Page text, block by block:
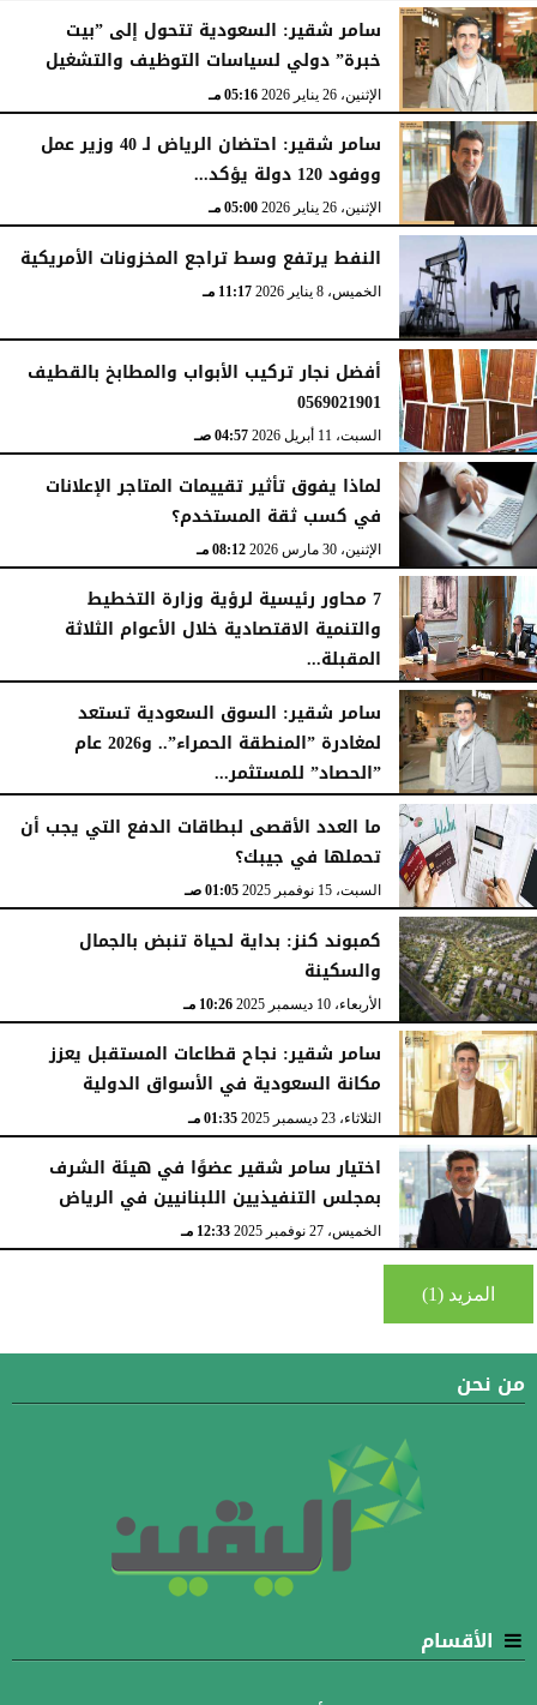
سامر شقير: السعودية تتحول إلى ”بيت
خبرة” دولي لسياسات التوظيف والتشغيل
الإثنين، 26 يناير 2026 05:16 مـ
سامر شقير: احتضان الرياض لـ 40 وزير عمل
ووفود 120 دولة يؤكد...
الإثنين، 26 يناير 2026 05:00 مـ
النفط يرتفع وسط تراجع المخزونات الأمريكية
الخميس، 8 يناير 2026 11:17 مـ
أفضل نجار تركيب الأبواب والمطابخ بالقطيف
0569021901
السبت، 11 أبريل 2026 04:57 صـ
لماذا يفوق تأثير تقييمات المتاجر الإعلانات
في كسب ثقة المستخدم؟
الإثنين، 30 مارس 2026 08:12 مـ
7 محاور رئيسية لرؤية وزارة التخطيط
والتنمية الاقتصادية خلال الأعوام الثلاثة
المقبلة...
الثلاثاء، 24 فبراير 2026 08:20 صـ
سامر شقير: السوق السعودية تستعد
لمغادرة ”المنطقة الحمراء”.. و2026 عام
”الحصاد” للمستثمر...
الإثنين، 5 يناير 2026 09:25 مـ
ما العدد الأقصى لبطاقات الدفع التي يجب أن
تحملها في جيبك؟
السبت، 15 نوفمبر 2025 01:05 صـ
كمبوند كنز: بداية لحياة تنبض بالجمال
والسكينة
الأربعاء، 10 ديسمبر 2025 10:26 مـ
سامر شقير: نجاح قطاعات المستقبل يعزز
مكانة السعودية في الأسواق الدولية
الثلاثاء، 23 ديسمبر 2025 01:35 مـ
اختيار سامر شقير عضوًا في هيئة الشرف
بمجلس التنفيذيين اللبنانيين في الرياض
الخميس، 27 نوفمبر 2025 12:33 مـ
المزيد (1)
من نحن
الأقسام